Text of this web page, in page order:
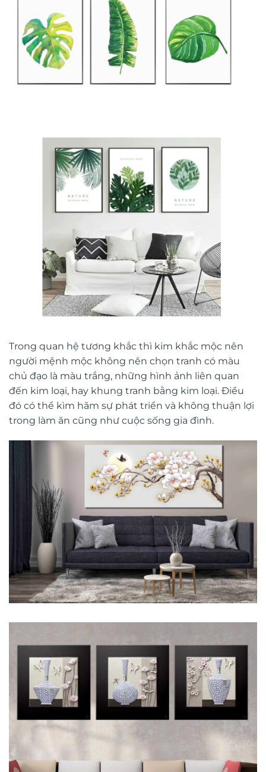
Trong quan hệ tương khắc thì kim khắc mộc nên
người mệnh mộc không nên chọn tranh có màu
chủ đạo là màu trắng, những hình ảnh liên quan
đến kim loại, hay khung tranh bằng kim loại. Điều
đó có thể kìm hãm sự phát triển và không thuận lợi
trong làm ăn cũng như cuộc sống gia đình.